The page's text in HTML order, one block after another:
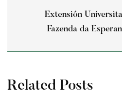
Extensión
Fazenda da
Related Posts